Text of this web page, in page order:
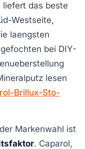
liefert das beste
Westseite,
laengsten
bei DIY-
lesen
Brillux-Sto-
Markenwahl ist
. Caparol,